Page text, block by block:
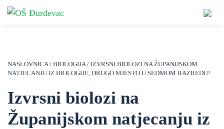
NASLOVNICA/ BIOLOGIJA/ IZVRSNI BIOLOZI NA ŽUPANIJSKOM
NATJECANJU IZ BIOLOGIJE, DRUGO MJESTO U SEDMOM RAZREDU!
Izvrsni biolozi na
Županijskom natjecanju iz